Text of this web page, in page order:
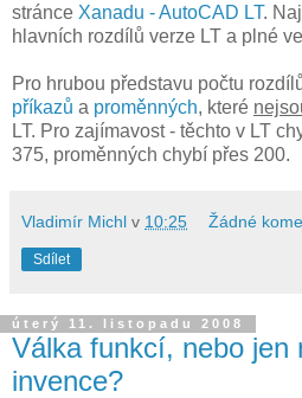
stránce Xanadu - AutoCAD LT.
hlavních rozdílů verze LT a plné
Pro hrubou představu počtu
příkazů a proměnných, které
LT. Pro zajímavost - těchto v LT
375, proměnných chybí přes 200.
Vladimír Michl v 10:25 Žádné
Sdílet
úterý 11. listopadu 2008
Válka funkcí, nebo jen
invence?